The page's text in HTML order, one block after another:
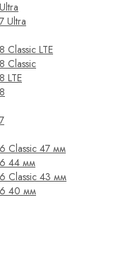
Ultra
Classic LTE
Classic
LTE
Classic 47 мм
6 44 мм
Classic 43 мм
6 40 мм